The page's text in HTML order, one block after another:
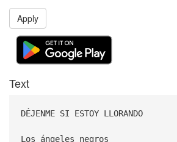
Apply
Text
DÉJENME SI ESTOY LLORANDO
Los ángeles negros